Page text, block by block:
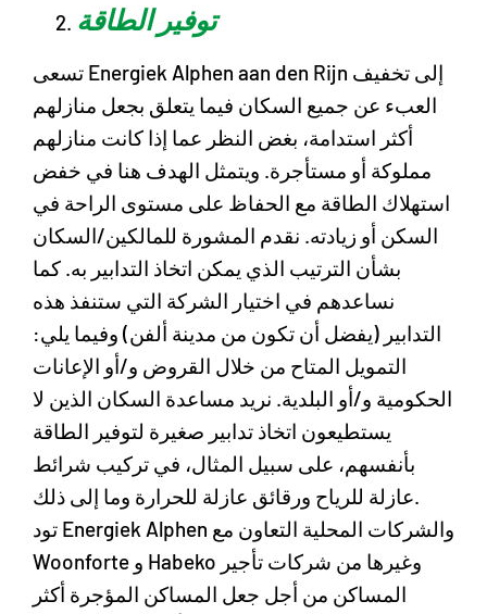
توفير الطاقة
تسعى Energiek Alphen aan den Rijn إلى تخفيف
العبء عن جميع السكان فيما يتعلق بجعل منازلهم
أكثر استدامة، بغض النظر عما إذا كانت منازلهم
مملوكة أو مستأجرة. ويتمثل الهدف هنا في خفض
استهلاك الطاقة مع الحفاظ على مستوى الراحة في
السكن أو زيادته. نقدم المشورة للمالكين/السكان
بشأن الترتيب الذي يمكن اتخاذ التدابير به. كما
نساعدهم في اختيار الشركة التي ستنفذ هذه
التدابير (يفضل أن تكون من مدينة ألفن) وفيما يلي:
التمويل المتاح من خلال القروض و/أو الإعانات
الحكومية و/أو البلدية. نريد مساعدة السكان الذين لا
يستطيعون اتخاذ تدابير صغيرة لتوفير الطاقة
بأنفسهم، على سبيل المثال، في تركيب شرائط
عازلة للرياح ورقائق عازلة للحرارة وما إلى ذلك.
تود Energiek Alphen والشركات المحلية التعاون مع
Woonforte و Habeko وغيرها من شركات تأجير
المساكن من أجل جعل المساكن المؤجرة أكثر